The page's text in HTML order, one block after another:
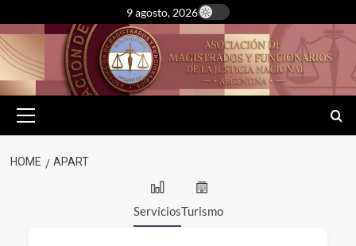
to
content
9 agosto, 2026
Menu
HOME APART
ServiciosTurismo